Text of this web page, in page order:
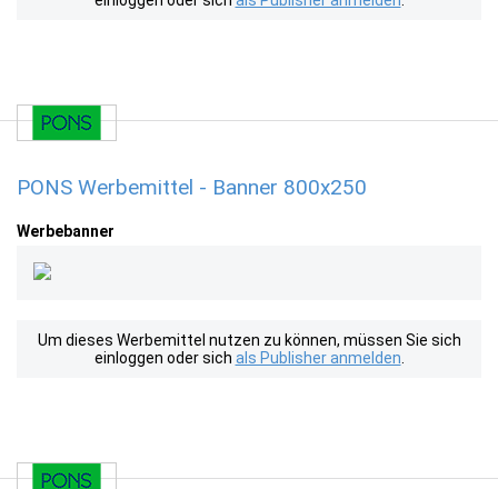
PONS Werbemittel - Banner 800x250
Werbebanner
Um dieses Werbemittel nutzen zu können, müssen Sie sich
einloggen oder sich als Publisher anmelden